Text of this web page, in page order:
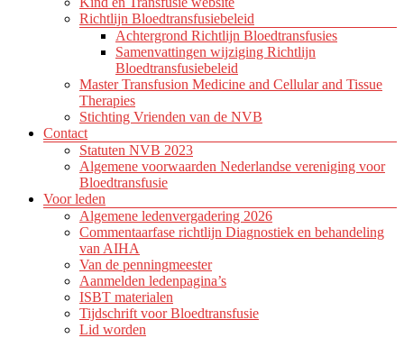
Richtlijn Bloedtransfusiebeleid
Achtergrond Richtlijn Bloedtransfusies
Samenvattingen wijziging Richtlijn
Bloedtransfusiebeleid
Master Transfusion Medicine and Cellular and Tissue
Therapies
Stichting Vrienden van de NVB
Contact
Statuten NVB 2023
Algemene voorwaarden Nederlandse vereniging voor
Bloedtransfusie
Voor leden
Algemene ledenvergadering 2026
Commentaarfase richtlijn Diagnostiek en behandeling
van AIHA
Van de penningmeester
Aanmelden ledenpagina’s
ISBT materialen
Tijdschrift voor Bloedtransfusie
Lid worden